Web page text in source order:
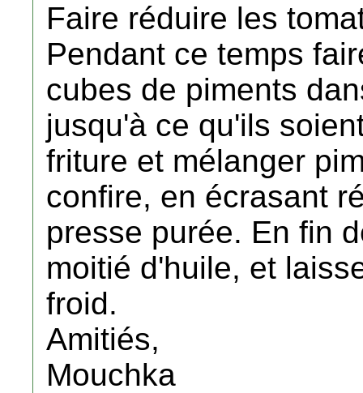
Faire réduire les
Pendant ce temps
cubes de piments
jusqu'à ce qu'ils
friture et mélanger
confire, en écrasant
presse purée. En fin
moitié d'huile, et
froid.
Amitiés,
Mouchka